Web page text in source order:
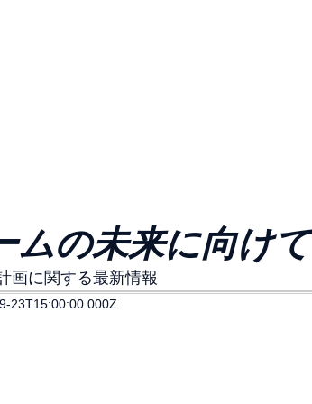
ムの未来に向けて
画に関する最新情報
23T15:00:00.000Z